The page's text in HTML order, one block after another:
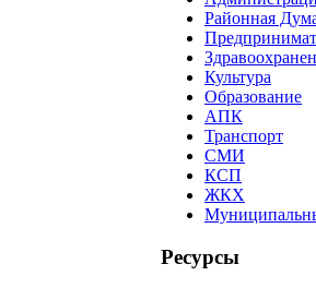
Районная
Культура
Образование
АПК
Транспорт
СМИ
КСП
ЖКХ
Ресурсы